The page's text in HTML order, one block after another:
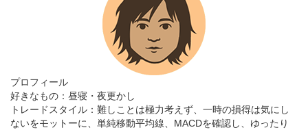
プロフィール
好きなもの：昼寝・夜更かし
トレードスタイル：難しことは極力考えず、一時の損得は気にし
ないをモットーに、単純移動平均線、MACDを確認し、ゆったり